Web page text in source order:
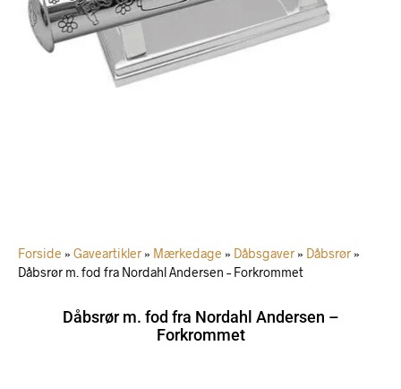
Forside » Gaveartikler » Mærkedage » Dåbsgaver » Dåbsrør »
Dåbsrør m. fod fra Nordahl Andersen – Forkrommet
Dåbsrør m. fod fra Nordahl Andersen –
Forkrommet